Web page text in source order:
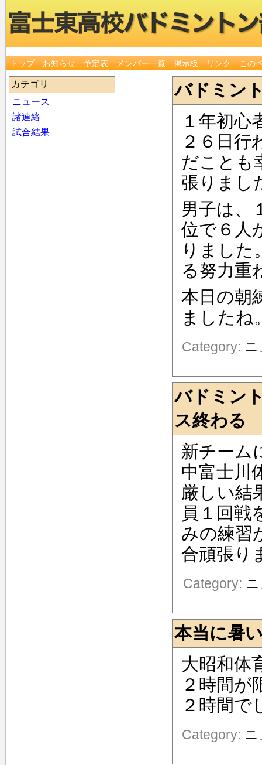
トップ お知らせ 予定表 メンバー一覧 掲示板 リンク この
カテゴリ
ニュース
諸連絡
試合結果
バドミン
１年初心
２６日行
だことも
張りまし
男子は、
位で６人
りました
る努力重
本日の朝
ましたね
Category:
バドミン
ス終わる
新チーム
中富士川
厳しい結
員１回戦
みの練習
合頑張り
Category:
本当に暑
大昭和体
２時間が
２時間で
Category: